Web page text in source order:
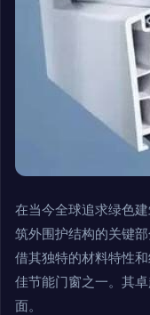
在当今全球追求绿色
筑外围护结构的关键
借其独特的材料特性
佳节能门窗之一。其
面。